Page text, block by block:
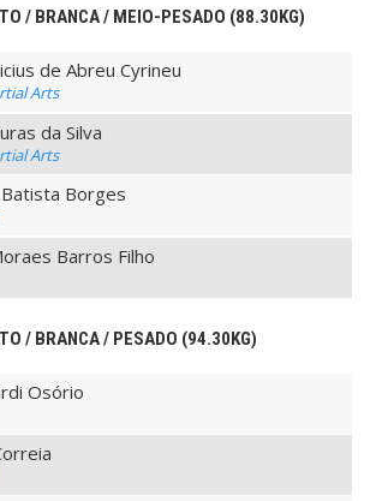
/ BRANCA / MEIO-PESADO (88.30KG)
de Abreu Cyrineu
Arts
da Silva
Arts
Borges
Barros Filho
/ BRANCA / PESADO (94.30KG)
Osório